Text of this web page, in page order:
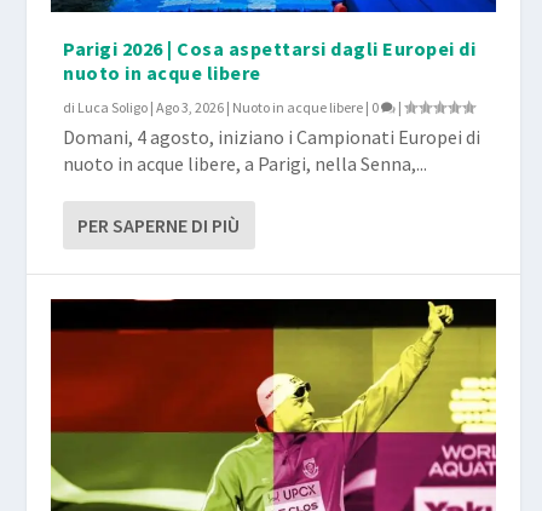
Parigi 2026 | Cosa aspettarsi dagli Europei di
nuoto in acque libere
di Luca Soligo |Ago 3, 2026 | Nuoto in acque libere | 0 |
Domani, 4 agosto, iniziano i Campionati Europei di
nuoto in acque libere, a Parigi, nella Senna,...
PER SAPERNE DI PIÙ